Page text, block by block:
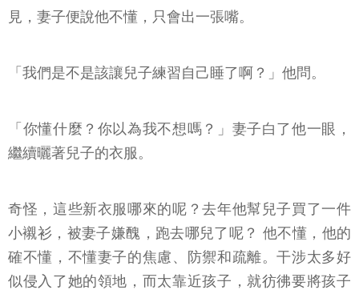
見，妻子便說他不懂，只會出一張嘴。
「我們是不是該讓兒子練習自己睡了啊？」他問。
「你懂什麼？你以為我不想嗎？」妻子白了他一眼，
繼續曬著兒子的衣服。
奇怪，這些新衣服哪來的呢？去年他幫兒子買了一件
小襯衫，被妻子嫌醜，跑去哪兒了呢？ 他不懂，他的
確不懂，不懂妻子的焦慮、防禦和疏離。干涉太多好
似侵入了她的領地，而太靠近孩子，就彷彿要將孩子